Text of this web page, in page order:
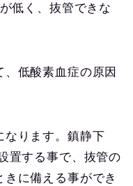
低く、抜管できな
低酸素血症の原因
なります。鎮静下
置する事で、抜管の
に備える事ができ